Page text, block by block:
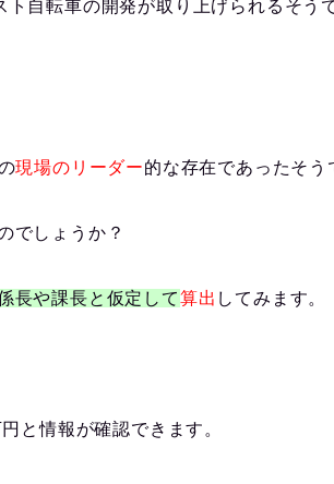
自転車の開発が取り上げられるそう
現場のリーダー的な存在であったそう
でしょうか？
長や課長と仮定して算出 してみます。
と情報が確認できます。